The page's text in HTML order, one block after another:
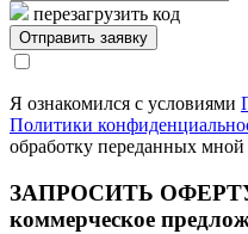
перезагрузить код
Я ознакомился с условиями
Политики
обработку переданных
ЗАПРОСИТЬ
коммерческое